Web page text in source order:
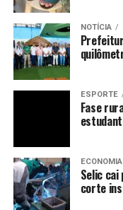
NOTÍCIA
ESPORTE
Fase
Selic
corte